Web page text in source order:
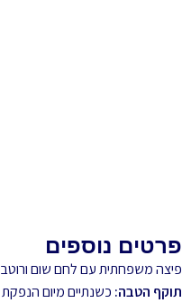
פרטים נוספים
פיצה משפחתית עם לחם שום
תוקף הטבה: כשנתיים מיום